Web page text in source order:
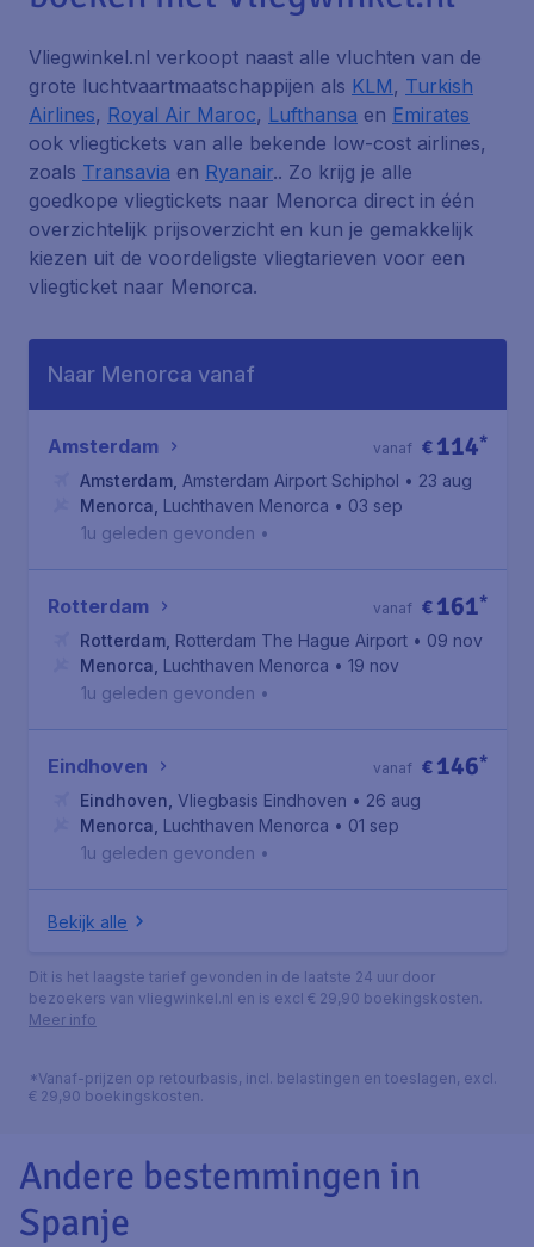
Vliegwinkel.nl verkoopt naast alle vluchten van de
grote luchtvaartmaatschappijen als KLM, Turkish
Airlines, Royal Air Maroc, Lufthansa en Emirates
ook vliegtickets van alle bekende low-cost airlines,
zoals Transavia en Ryanair.. Zo krijg je alle
goedkope vliegtickets naar Menorca direct in één
overzichtelijk prijsoverzicht en kun je gemakkelijk
kiezen uit de voordeligste vliegtarieven voor een
vliegticket naar Menorca.
Naar Menorca vanaf
Amsterdam € 114*
vanaf
Amsterdam Amsterdam Airport Schiphol • 23 aug
Menorca Luchthaven Menorca • 03 sep
1u geleden gevonden •
Rotterdam € 161*
vanaf
Rotterdam Rotterdam The Hague Airport • 09 nov
Menorca Luchthaven Menorca • 19 nov
1u geleden gevonden •
Eindhoven € 146*
vanaf
Eindhoven Vliegbasis Eindhoven • 26 aug
Menorca Luchthaven Menorca • 01 sep
1u geleden gevonden •
Bekijk alle
Dit is het laagste tarief gevonden in de laatste 24 uur door
bezoekers van vliegwinkel.nl en is excl € 29,90 boekingskosten.
Meer info
*Vanaf-prijzen op retourbasis, incl. belastingen en toeslagen, excl.
€ 29,90 boekingskosten.
Andere bestemmingen in
Spanje